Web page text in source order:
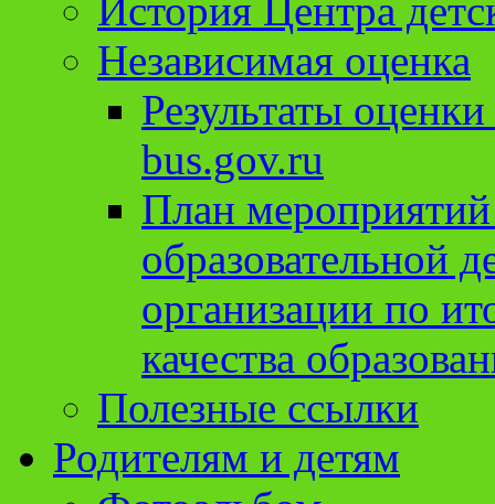
История Центра
Независимая оценка
Результаты
bus.gov.ru
План
образовательной
организации по
качества
Полезные ссылки
Родителям и детям